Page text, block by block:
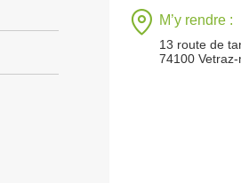
M’y rendre :
13 route de
74100